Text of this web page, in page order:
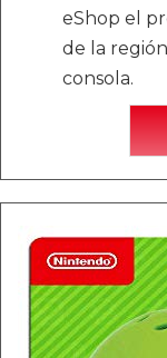
eShop el
de la
consola.